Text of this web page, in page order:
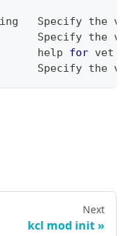
Specify the
Specify the
help for vet
Specify the
Next
kcl mod init